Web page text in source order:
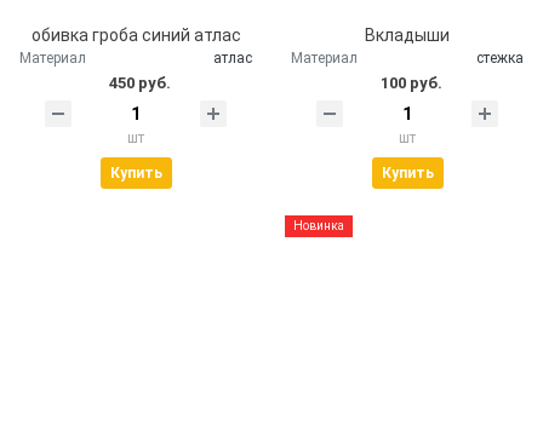
обивка гроба синий атлас
Материал атлас
450 руб.
шт
Купить
Вкладыши
Материал стежка
100 руб.
шт
Купить
Новинка